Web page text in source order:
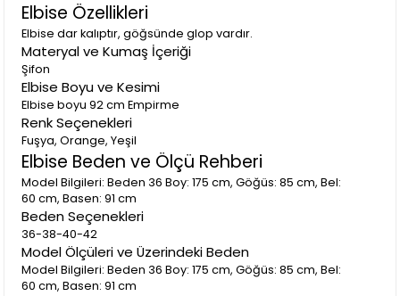
Elbise Özellikleri
Elbise dar kalıptır, göğsünde glop vardır.
Materyal ve Kumaş İçeriği
Şifon
Elbise Boyu ve Kesimi
Elbise boyu 92 cm Empirme
Renk Seçenekleri
Fuşya, Orange, Yeşil
Elbise Beden ve Ölçü Rehberi
Model Bilgileri: Beden 36 Boy: 175 cm, Göğüs: 85 cm, Bel:
60 cm, Basen: 91 cm
Beden Seçenekleri
36-38-40-42
Model Ölçüleri ve Üzerindeki Beden
Model Bilgileri: Beden 36 Boy: 175 cm, Göğüs: 85 cm, Bel:
60 cm, Basen: 91 cm